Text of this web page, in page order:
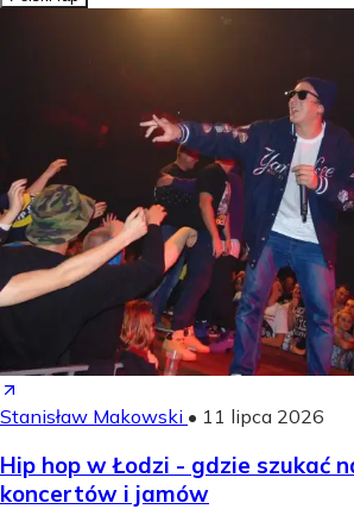
Stanisław Makowski • 11 lipca 2026
Hip hop w Łodzi - gdzie szukać
koncertów i jamów